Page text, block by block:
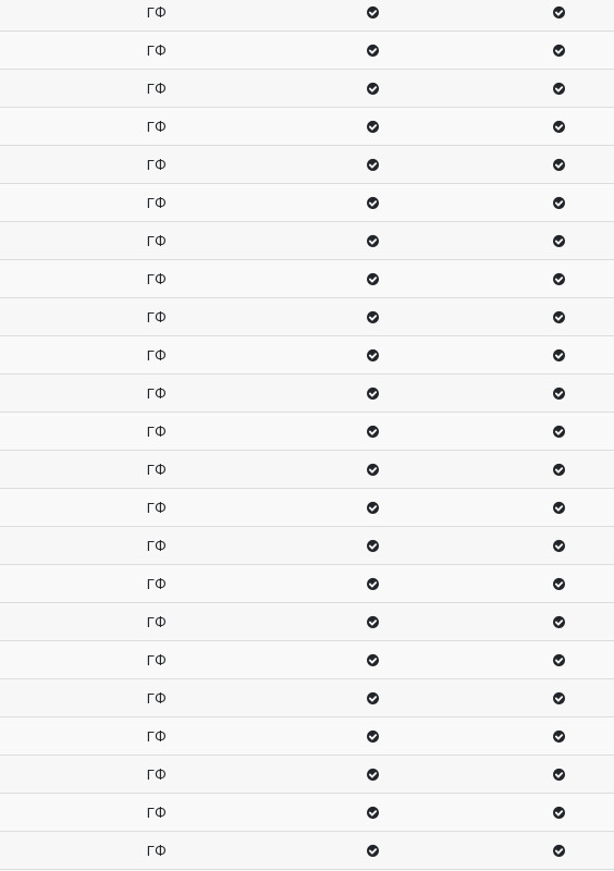
ГФ
ГФ
ГФ
ГФ
ГФ
ГФ
ГФ
ГФ
ГФ
ГФ
ГФ
ГФ
ГФ
ГФ
ГФ
ГФ
ГФ
ГФ
ГФ
ГФ
ГФ
ГФ
ГФ